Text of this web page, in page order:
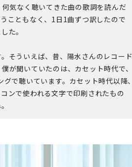
気なく聴いてきた曲の歌詞を読んだ
こともなく、1日1曲ずつ訳したので
た。
そういえば、昔、陽水さんのレコード
聞いていたのは、カセット時代で、
で聴いています。カセット時代以降、
ンで使われる文字で印刷されたもの